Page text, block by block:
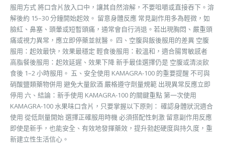
服用方式 將口含片放入口中，讓其自然溶解，不要咀嚼或直接吞下。溶
解後約 15–30 分鐘開始起效。 留意身體反應 常見副作用多為輕微，如
臉紅、鼻塞、頭暈或短暫頭痛，通常會自行消退。若出現胸悶、嚴重頭
痛或視力異常，應立即停藥並就醫。 四、空腹與飯後服用的差異 空腹
服用：起效最快，效果最穩定 輕食後服用：較溫和，適合腸胃敏感者
高脂餐後服用：起效延遲、效果下降 新手最佳選擇仍是 空腹或清淡飲
食後 1–2 小時服用。 五、安全使用 KAMAGRA-100 的重要提醒 不可與
硝酸鹽類藥物併用 避免大量飲酒 嚴格遵守劑量規範 出現異常反應立即
停用 六、結論：新手使用 KAMAGRA-100 的關鍵重點 第一次使用
KAMAGRA-100 水果味口含片，只要掌握以下原則： 確認身體狀況適合
使用 從低劑量開始 選擇正確服用時機 必須搭配性刺激 留意副作用反應
即使是新手，也能安全、有效地發揮藥效，提升勃起硬度與持久度，重
新建立性生活信心。